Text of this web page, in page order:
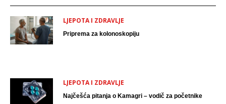
LJEPOTA I ZDRAVLJE
Priprema za kolonoskopiju
LJEPOTA I ZDRAVLJE
Najčešća pitanja o Kamagri – vodič za početnike